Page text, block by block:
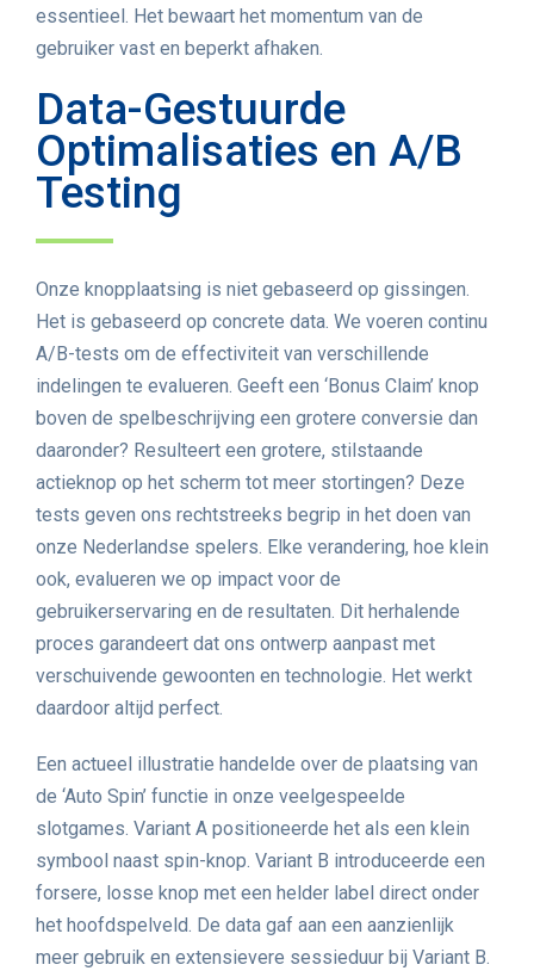
essentieel. Het bewaart het momentum van de
gebruiker vast en beperkt afhaken.
Data-Gestuurde
Optimalisaties en A/B
Testing
Onze knopplaatsing is niet gebaseerd op gissingen.
Het is gebaseerd op concrete data. We voeren continu
A/B-tests om de effectiviteit van verschillende
indelingen te evalueren. Geeft een ‘Bonus Claim’ knop
boven de spelbeschrijving een grotere conversie dan
daaronder? Resulteert een grotere, stilstaande
actieknop op het scherm tot meer stortingen? Deze
tests geven ons rechtstreeks begrip in het doen van
onze Nederlandse spelers. Elke verandering, hoe klein
ook, evalueren we op impact voor de
gebruikerservaring en de resultaten. Dit herhalende
proces garandeert dat ons ontwerp aanpast met
verschuivende gewoonten en technologie. Het werkt
daardoor altijd perfect.
Een actueel illustratie handelde over de plaatsing van
de ‘Auto Spin’ functie in onze veelgespeelde
slotgames. Variant A positioneerde het als een klein
symbool naast spin-knop. Variant B introduceerde een
forsere, losse knop met een helder label direct onder
het hoofdspelveld. De data gaf aan een aanzienlijk
meer gebruik en extensievere sessieduur bij Variant B.